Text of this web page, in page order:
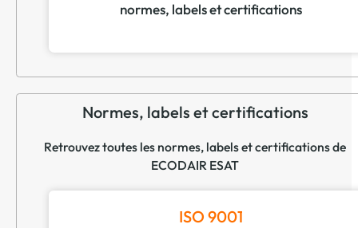
normes, labels et certifications
Normes, labels et certifications
Retrouvez toutes les normes, labels et certifications de
ECODAIR ESAT
ISO 9001